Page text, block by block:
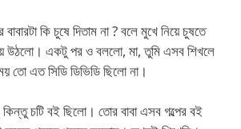
কি চুষে দিতাম না ? বলে মুখে নিয়ে চুষতে
উঠলো। একটু পর ও বললো, মা, তুমি এসব শিখলে
তো এত সিডি ডিভিডি ছিলো না।
কিন্তু চটি বই ছিলো। তোর বাবা এসব গল্পের বই